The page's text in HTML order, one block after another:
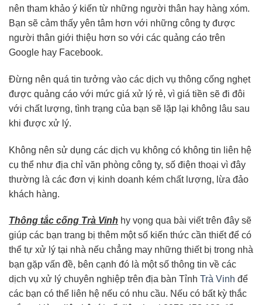
nên tham khảo ý kiến từ những người thân hay hàng xóm.
Bạn sẽ cảm thấy yên tâm hơn với những công ty được
người thân giới thiệu hơn so với các quảng cáo trên
Google hay Facebook.
Đừng nên quá tin tưởng vào các dịch vụ thông cống nghẹt
được quảng cáo với mức giá xử lý rẻ, vì giá tiền sẽ đi đôi
với chất lượng, tình trạng của bạn sẽ lặp lại không lâu sau
khi được xử lý.
Không nên sử dụng các dịch vụ không có không tin liên hệ
cụ thể như địa chỉ văn phòng công ty, số điện thoại vì đây
thường là các đơn vị kinh doanh kém chất lượng, lừa đảo
khách hàng.
Thông tắc cống Trà Vinh hy vọng qua bài viết trên đây sẽ
giúp các bạn trang bị thêm một số kiến thức cần thiết để có
thể tự xử lý tại nhà nếu chẳng may những thiết bị trong nhà
bạn gặp vấn đề, bên cạnh đó là một số thông tin về các
dịch vụ xử lý chuyên nghiệp trên địa bàn Tỉnh Trà Vinh để
các bạn có thể liên hệ nếu có nhu cầu. Nếu có bất kỳ thắc